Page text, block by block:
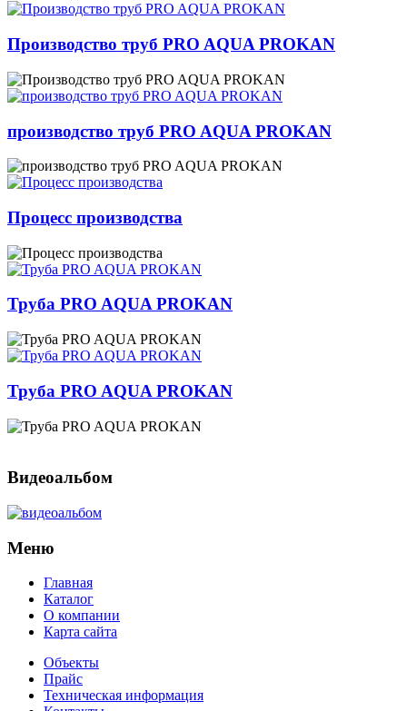
Производство труб PRO AQUA PROKAN
производство труб PRO AQUA PROKAN
Процесс производства
Труба PRO AQUA PROKAN
Труба PRO AQUA PROKAN
Видеоальбом
Меню
Главная
Каталог
О компании
Карта сайта
Объекты
Прайс
Техническая информация